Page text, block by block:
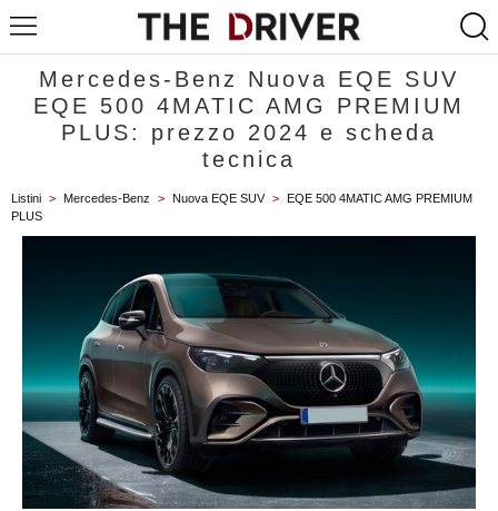
Mercedes-Benz Nuova EQE SUV
EQE 500 4MATIC AMG PREMIUM
PLUS: prezzo 2024 e scheda
tecnica
Listini > Mercedes-Benz > Nuova EQE SUV >
EQE 500 4MATIC AMG PREMIUM
PLUS